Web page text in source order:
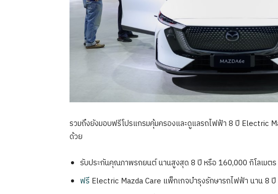
รวมถึงยังมอบฟรีโปรแกรมคุ้มครองและดูแลรถไฟฟ้า 8 ปี Electric
ด้วย
รับประกันคุณภาพรถยนต์ นานสูงสุด 8 ปี หรือ 160,000 กิโลเมตร
ฟรี Electric Mazda Care แพ็กเกจบำรุงรักษารถไฟฟ้า นาน 8